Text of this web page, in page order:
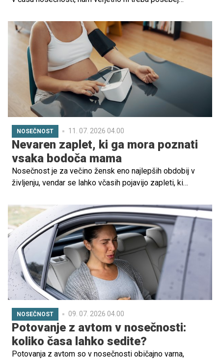
sadja, ki vsebuje vitamine, minerale in vlaknine. Katero
sadje je v nosečnosti najbolje uživati, razkrivamo v
nadaljevanju ...
NOSEČNOST 11. 07. 2026 04.00
Nevaren zaplet, ki ga mora poznati
vsaka bodoča mama
Nosečnost je za večino žensk eno najlepših obdobij v
življenju, vendar se lahko včasih pojavijo zapleti, ki
preeklampsija, stanje, povezano z nevarnim povišanjem
krvnega tlaka v nosečnosti, ki lahko ogrozi zdravje
nosečnice in otroka.
NOSEČNOST 09. 07. 2026 04.00
Potovanje z avtom v nosečnosti:
koliko časa lahko sedite?
Potovanja z avtom so v nosečnosti običajno varna,